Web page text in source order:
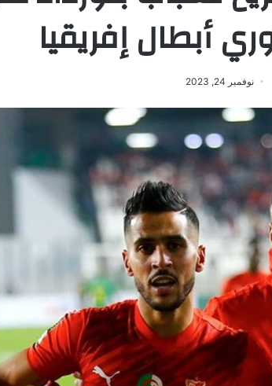
أبطال إفريقيا
نوفمبر 24, 2023